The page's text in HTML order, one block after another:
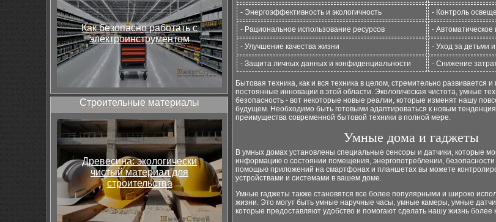
Как безопасно работать с
электроинструментом
Строительные материалы
Древесина: экологически
чистый материал для
строительства
- Энергоэффективность и экологичность
- Контроль
- Рациональное использование ресурсов
-
- Улучшение качества жизни
- Уход за детьми
- Защита личных данных и конфиденциальности
- Снижение
Бытовая техника, как и вся техника в целом, стремительно развивается
постоянные инновации в этой области. Экологическая чистота, умные
безопасность - вот некоторые новые реалии, которые изменят нашу
будущем. Необходимо быть готовыми адаптироваться к новым
преимущества современной бытовой техники в полной мере.
Умные дома и гаджеты
В умных домах установлены специальные сенсоры и датчики, которые
информацию о состоянии помещения, энергопотреблении, безопасности
помощью приложений на смартфонах и планшетах вы можете
устройствами и системами в вашем доме.
Умные гаджеты также становятся все более популярными и широко
жизни. Это могут быть умные наручные часы, умные камеры, умные
которые предоставляют удобство и помогают сделать нашу жизнь более